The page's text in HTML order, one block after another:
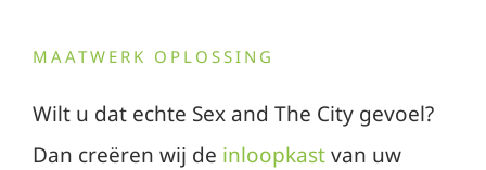
MAATWERK OPLOSSING
Wilt u dat echte Sex and The City gevoel?
Dan creëren wij de inloopkastvan uw